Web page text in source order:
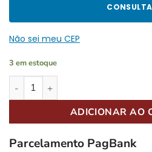
Não sei meu CEP
3 em estoque
Pele Encore by Remo 10Pol.
ADICIONAR AO
Parcelamento PagBank